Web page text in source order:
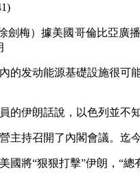
梅）據美國哥倫比亞廣
发动能源基礎設施很可
伊朗話說，以色列並不知
持召開了內閣會議。迄今
“狠狠打擊”伊朗，“總